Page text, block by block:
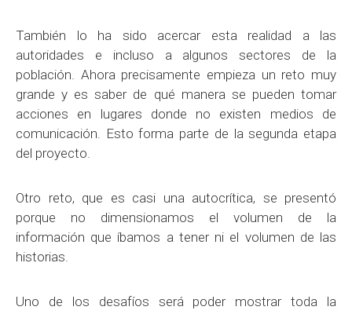
También lo ha sido acercar esta realidad a las
autoridades e incluso a algunos sectores de la
población. Ahora precisamente empieza un reto muy
grande y es saber de qué manera se pueden tomar
acciones en lugares donde no existen medios de
comunicación. Esto forma parte de la segunda etapa
del proyecto.
Otro reto, que es casi una autocrítica, se presentó
porque no dimensionamos el volumen de la
información que íbamos a tener ni el volumen de las
historias.
Uno de los desafíos será poder mostrar toda la